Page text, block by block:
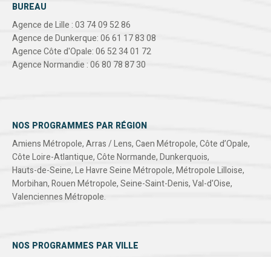
BUREAU
Agence de Lille : 03 74 09 52 86
Agence de Dunkerque: 06 61 17 83 08
Agence Côte d'Opale: 06 52 34 01 72
Agence Normandie : 06 80 78 87 30
NOS PROGRAMMES PAR RÉGION
Amiens Métropole,Arras / Lens,Caen Métropole,Côte d’Opale,
Côte Loire-Atlantique,Côte Normande,Dunkerquois,
Hauts-de-Seine,Le Havre Seine Métropole,Métropole Lilloise,
Morbihan,Rouen Métropole,Seine-Saint-Denis,Val-d'Oise,
Valenciennes Métropole.
NOS PROGRAMMES PAR VILLE